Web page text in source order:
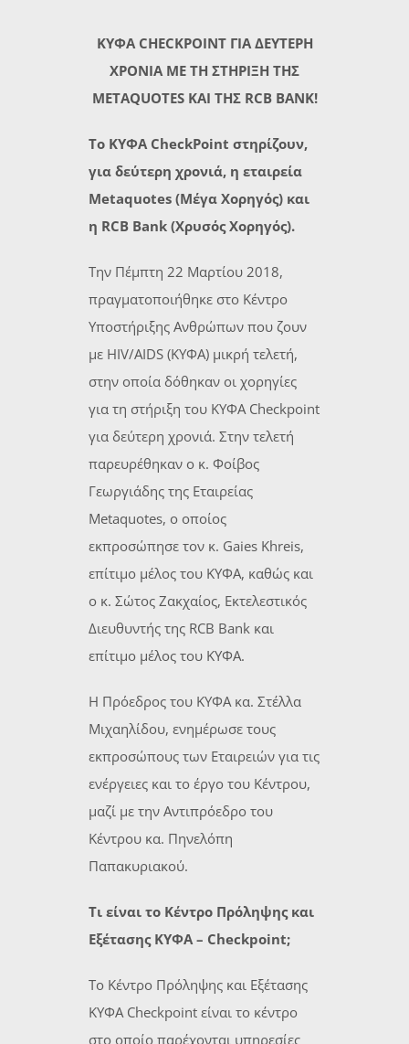
ΚΥΦΑ CHECKPOINT ΓΙΑ ΔΕΥΤΕΡΗ
ΧΡΟΝΙΑ ΜΕ ΤΗ ΣΤΗΡΙΞΗ ΤΗΣ
METAQUOTES ΚΑΙ ΤΗΣ RCB BANK!
Το ΚΥΦΑ CheckPoint στηρίζουν,
για δεύτερη χρονιά, η εταιρεία
Metaquotes (Μέγα Χορηγός) και
η RCB Bank (Χρυσός Χορηγός).
Την Πέμπτη 22 Μαρτίου 2018,
πραγματοποιήθηκε στο Κέντρο
Υποστήριξης Ανθρώπων που ζουν
με HIV/AIDS (ΚΥΦΑ) μικρή τελετή,
στην οποία δόθηκαν οι χορηγίες
για τη στήριξη του ΚΥΦΑ Checkpoint
για δεύτερη χρονιά. Στην τελετή
παρευρέθηκαν ο κ. Φοίβος
Γεωργιάδης της Εταιρείας
Metaquotes, ο οποίος
εκπροσώπησε τον κ. Gaies Khreis,
επίτιμο μέλος του ΚΥΦΑ, καθώς και
ο κ. Σώτος Ζακχαίος, Εκτελεστικός
Διευθυντής της RCB Bank και
επίτιμο μέλος του ΚΥΦΑ.
Η Πρόεδρος του ΚΥΦΑ κα. Στέλλα
Μιχαηλίδου, ενημέρωσε τους
εκπροσώπους των Εταιρειών για τις
ενέργειες και το έργο του Κέντρου,
μαζί με την Αντιπρόεδρο του
Κέντρου κα. Πηνελόπη
Παπακυριακού.
Τι είναι το Κέντρο Πρόληψης και
Εξέτασης ΚΥΦΑ – Checkpoint;
Το Κέντρο Πρόληψης και Εξέτασης
ΚΥΦΑ Checkpoint είναι το κέντρο
στο οποίο παρέχονται υπηρεσίες